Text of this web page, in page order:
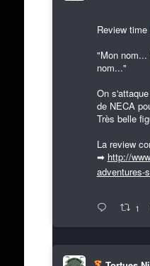
Review time
"Mon
nom..."
On
de NECA
Très belle
La review
➡ http://
adventures-
1